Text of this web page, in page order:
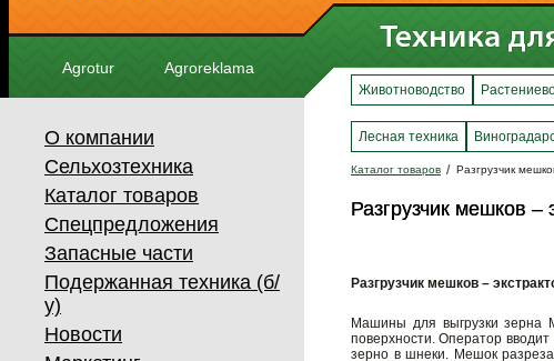
Agrotur Agroreklama
О компании
Сельхозтехника
Каталог товаров
Спецпредложения
Запасные части
Подержанная техника (б/
у)
Новости
Животноводство
Лесная техника
Каталог товаров Разгрузчик
Разгрузчик мешков –
Разгрузчик мешков –
Разгрузчик мешков –
Машины для выгрузки зерна
поверхности. Оператор
зерно в шнеки. Мешок